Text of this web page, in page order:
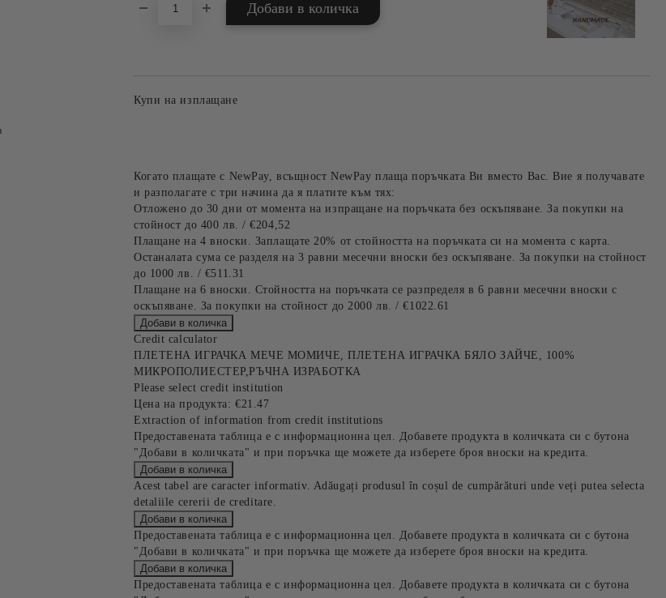
Купи на изплащане
Когато плащате с NewPay, всъщност NewPay плаща поръчката Ви вместо Вас. Вие я получавате
и разполагате с три начина да я платите към тях:
Отложено до 30 дни от момента на изпращане на поръчката без оскъпяване. За покупки на
стойност до 400 лв. / €204,52
Плащане на 4 вноски. Заплащате 20% от стойността на поръчката си на момента с карта.
Останалата сума се разделя на 3 равни месечни вноски без оскъпяване. За покупки на стойност
до 1000 лв. / €511.31
Плащане на 6 вноски. Стойността на поръчката се разпределя в 6 равни месечни вноски с
оскъпяване. За покупки на стойност до 2000 лв. / €1022.61
Credit calculator
ПЛЕТЕНА ИГРАЧКА МЕЧЕ МОМИЧЕ, ПЛЕТЕНА ИГРАЧКА БЯЛО ЗАЙЧЕ, 100%
МИКРОПОЛИЕСТЕР,РЪЧНА ИЗРАБОТКА
Please select credit institution
Цена на продукта: €21.47
Extraction of information from credit institutions
Предоставената таблица е с информационна цел. Добавете продукта в количката си с бутона
"Добави в количката" и при поръчка ще можете да изберете броя вноски на кредита.
Acest tabel are caracter informativ. Adăugați produsul în coșul de cumpărături unde veți putea selecta
detaliile cererii de creditare.
Предоставената таблица е с информационна цел. Добавете продукта в количката си с бутона
"Добави в количката" и при поръчка ще можете да изберете броя вноски на кредита.
Предоставената таблица е с информационна цел. Добавете продукта в количката си с бутона